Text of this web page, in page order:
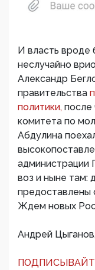
И власть вроде
неслучайно
Александр
правительства
политики, после
комитета по
Абдулина
администрации
воз и ныне там:
предоставлены
Ждем новых
Андрей